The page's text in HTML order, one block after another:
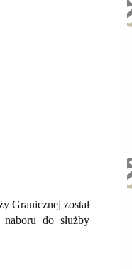
Granicznej został
do służby